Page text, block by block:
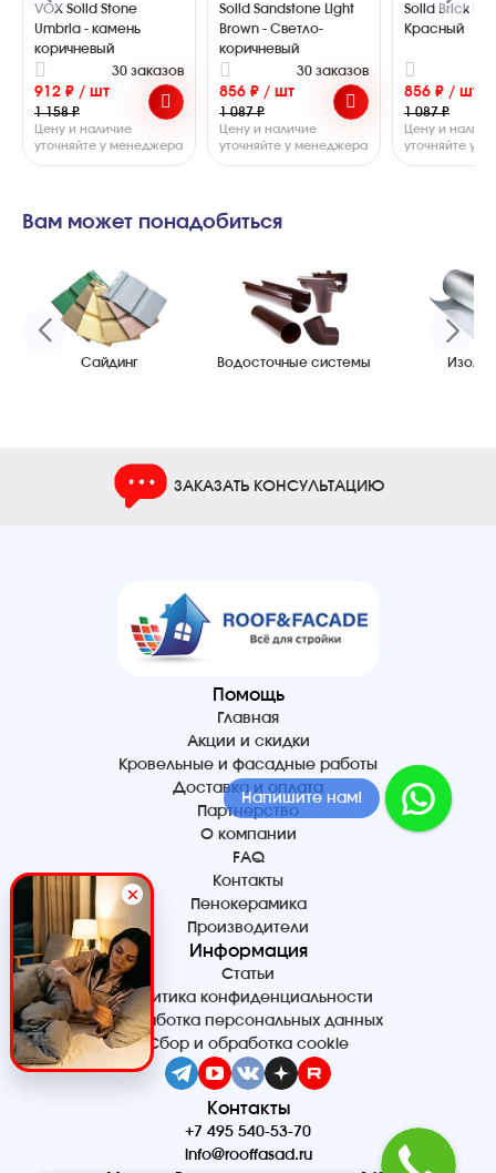
VOX Solid Stone
Umbria - камень
коричневый
30 заказов
912 ₽ / шт
1 158 ₽
Цену и наличие
уточняйте у менеджера
Solid Sandstone Light
Brown - Светло-
коричневый
30 заказов
856 ₽ / шт
1 087 ₽
Цену и наличие
уточняйте у менеджера
Solid Brick
Красный
856 ₽ / шт
1 087 ₽
Цену и
уточняйте у
Вам может понадобиться
Сайдинг Водосточные системы
ЗАКАЗАТЬ КОНСУЛЬТАЦИЮ
Помощь
Главная
Акции и скидки
Кровельные и фасадные работы
Доставка и оплата
Партнерство
О компании
FAQ
Контакты
Пенокерамика
Производители
Информация
Статьи
Политика конфиденциальности
Обработка персональных данных
Сбор и обработка cookie
Контакты
+7 495 540-53-70
info@rooffasad.ru
Напишите нам!